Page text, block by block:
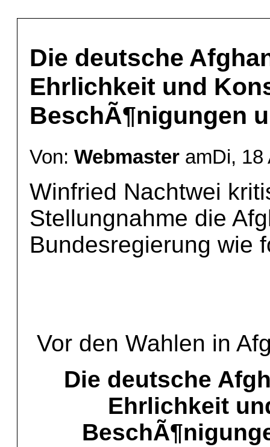
Die deutsche
Ehrlichkeit und
BeschÃ¶nigungen
Von: Webmaster amDi, 18
Winfried Nachtwei
Stellungnahme die
Bundesregierung wie
Vor den Wahlen in
Die deutsche
Ehrlichkeit